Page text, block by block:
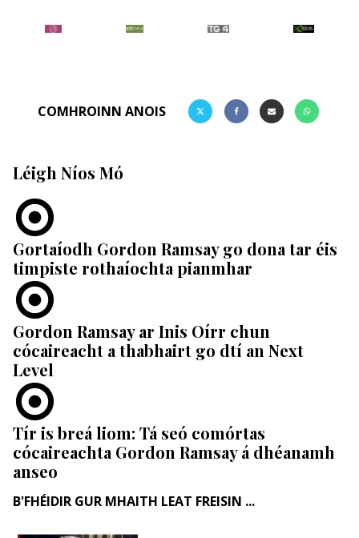
COMHROINN ANOIS
Léigh Níos Mó
Gortaíodh Gordon Ramsay go dona tar éis
timpiste rothaíochta pianmhar
Gordon Ramsay ar Inis Oírr chun
cócaireacht a thabhairt go dtí an Next
Level
Tír is breá liom: Tá seó comórtas
cócaireachta Gordon Ramsay á dhéanamh
anseo
B'FHÉIDIR GUR MHAITH LEAT FREISIN ...